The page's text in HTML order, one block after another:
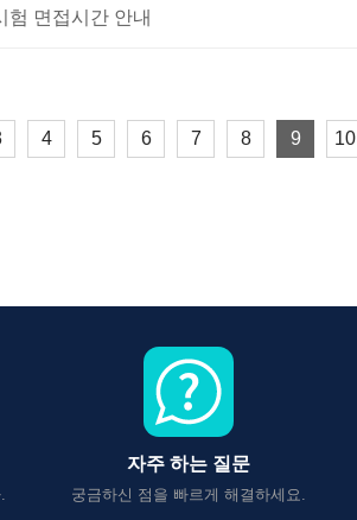
험 면접시간 안내
4 5 6 7 8 9 10
자주 하는 질문
궁금하신 점을 빠르게 해결하세요.